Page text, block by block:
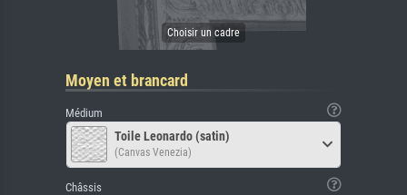
Moyen et brancard
Médium
Toile Leonardo (satin)
(Canvas Venezia)
Châssis